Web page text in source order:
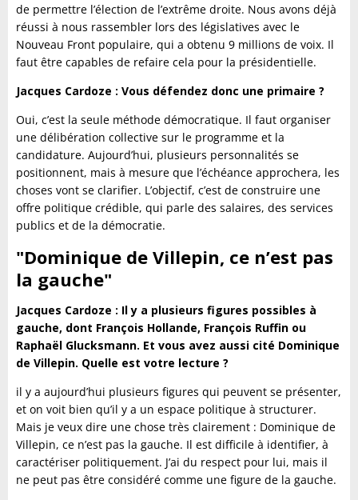
de permettre l’élection de l’extrême droite. Nous avons déjà
réussi à nous rassembler lors des législatives avec le
Nouveau Front populaire, qui a obtenu 9 millions de voix. Il
faut être capables de refaire cela pour la présidentielle.
Jacques Cardoze : Vous défendez donc une primaire ?
Oui, c’est la seule méthode démocratique. Il faut organiser
une délibération collective sur le programme et la
candidature. Aujourd’hui, plusieurs personnalités se
positionnent, mais à mesure que l’échéance approchera, les
choses vont se clarifier. L’objectif, c’est de construire une
offre politique crédible, qui parle des salaires, des services
publics et de la démocratie.
"Dominique de Villepin, ce n’est pas
la gauche"
Jacques Cardoze : Il y a plusieurs figures possibles à
gauche, dont François Hollande, François Ruffin ou
Raphaël Glucksmann. Et vous avez aussi cité Dominique
de Villepin. Quelle est votre lecture ?
il y a aujourd’hui plusieurs figures qui peuvent se présenter,
et on voit bien qu’il y a un espace politique à structurer.
Mais je veux dire une chose très clairement : Dominique de
Villepin, ce n’est pas la gauche. Il est difficile à identifier, à
caractériser politiquement. J’ai du respect pour lui, mais il
ne peut pas être considéré comme une figure de la gauche.